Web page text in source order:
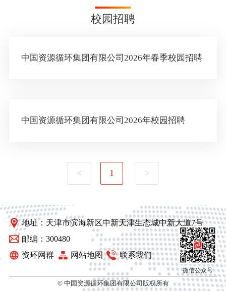
校园招聘
中国资源循环集团有限公司2026年春季校园招聘
中国资源循环集团有限公司2026年校园招聘
< 1 >
地址：天津市滨海新区中新天津生态城中新大道7号
邮编：300480
资环网群
网站地图 联系我们
© 中国资源循环集团有限公司版权所有
微信公众号